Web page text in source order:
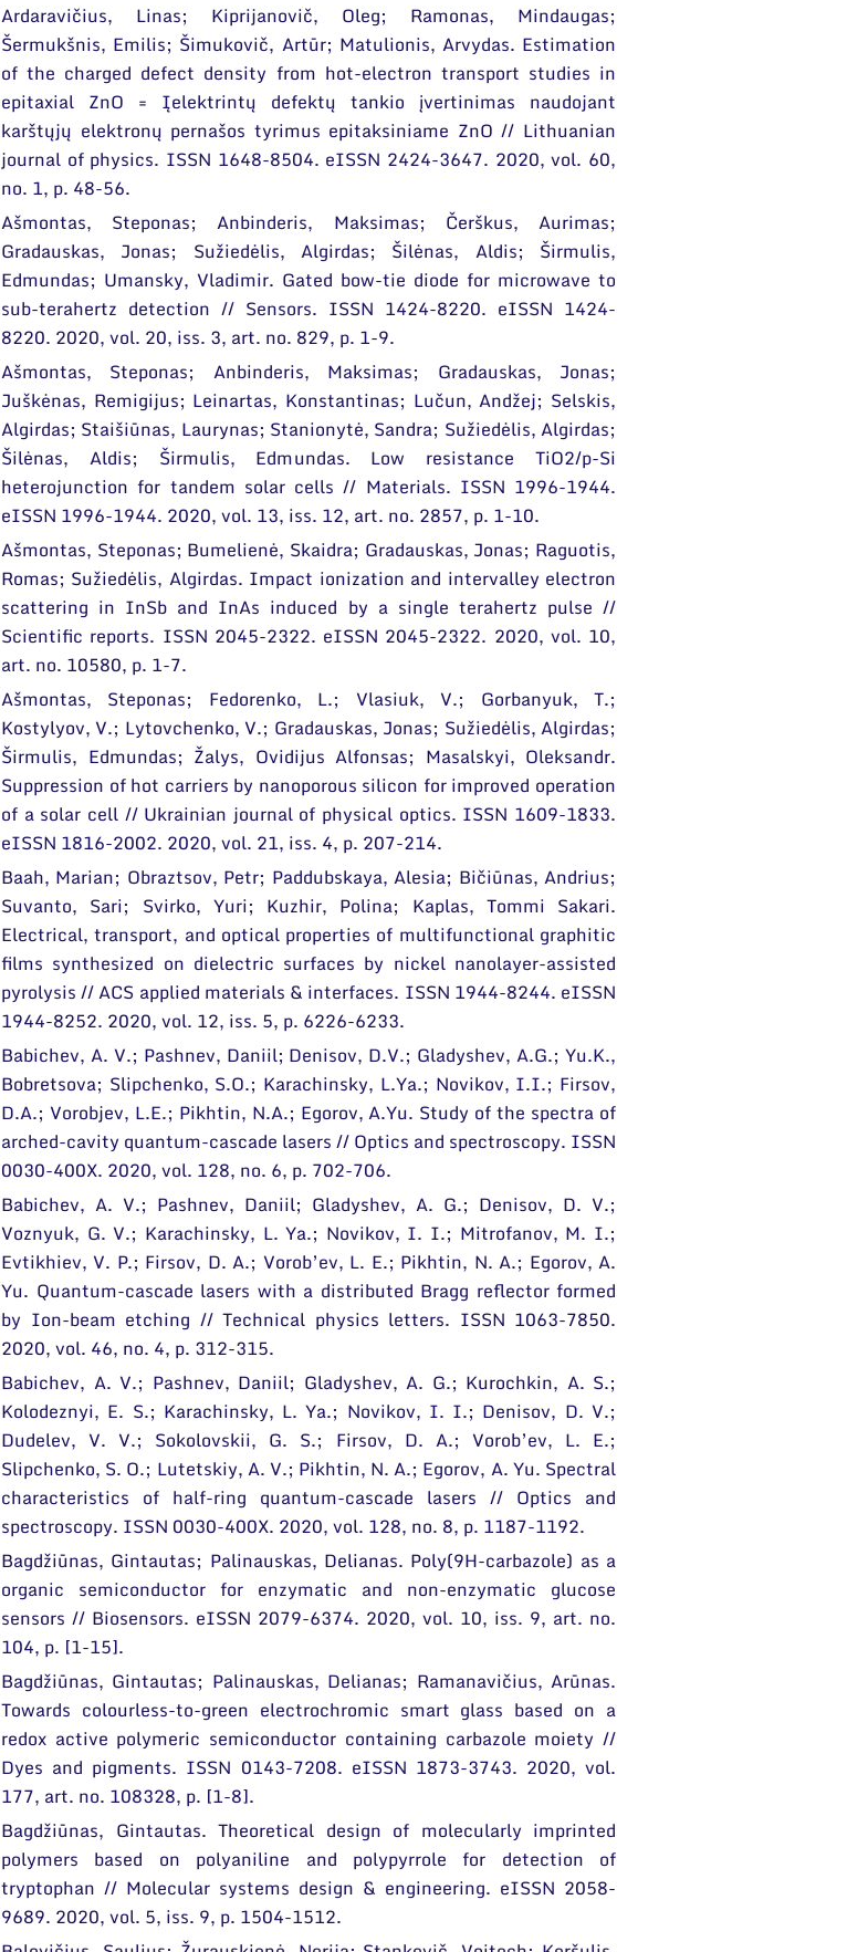
Ardaravičius, Linas; Kiprijanovič, Oleg; Ramonas, Mindaugas;
Šermukšnis, Emilis; Šimukovič, Artūr; Matulionis, Arvydas. Estimation
of the charged defect density from hot-electron transport studies in
epitaxial ZnO = Įelektrintų defektų tankio įvertinimas naudojant
karštųjų elektronų pernašos tyrimus epitaksiniame ZnO // Lithuanian
journal of physics. ISSN 1648-8504. eISSN 2424-3647. 2020, vol. 60,
no. 1, p. 48-56.
Ašmontas, Steponas; Anbinderis, Maksimas; Čerškus, Aurimas;
Gradauskas, Jonas; Sužiedėlis, Algirdas; Šilėnas, Aldis; Širmulis,
Edmundas; Umansky, Vladimir. Gated bow-tie diode for microwave to
sub-terahertz detection // Sensors. ISSN 1424-8220. eISSN 1424-
8220. 2020, vol. 20, iss. 3, art. no. 829, p. 1-9.
Ašmontas, Steponas; Anbinderis, Maksimas; Gradauskas, Jonas;
Juškėnas, Remigijus; Leinartas, Konstantinas; Lučun, Andžej; Selskis,
Algirdas; Staišiūnas, Laurynas; Stanionytė, Sandra; Sužiedėlis, Algirdas;
Šilėnas, Aldis; Širmulis, Edmundas. Low resistance TiO2/p-Si
heterojunction for tandem solar cells // Materials. ISSN 1996-1944.
eISSN 1996-1944. 2020, vol. 13, iss. 12, art. no. 2857, p. 1-10.
Ašmontas, Steponas; Bumelienė, Skaidra; Gradauskas, Jonas; Raguotis,
Romas; Sužiedėlis, Algirdas. Impact ionization and intervalley electron
scattering in InSb and InAs induced by a single terahertz pulse //
Scientific reports. ISSN 2045-2322. eISSN 2045-2322. 2020, vol. 10,
art. no. 10580, p. 1-7.
Ašmontas, Steponas; Fedorenko, L.; Vlasiuk, V.; Gorbanyuk, T.;
Kostylyov, V.; Lytovchenko, V.; Gradauskas, Jonas; Sužiedėlis, Algirdas;
Širmulis, Edmundas; Žalys, Ovidijus Alfonsas; Masalskyi, Oleksandr.
Suppression of hot carriers by nanoporous silicon for improved operation
of a solar cell // Ukrainian journal of physical optics. ISSN 1609-1833.
eISSN 1816-2002. 2020, vol. 21, iss. 4, p. 207-214.
Baah, Marian; Obraztsov, Petr; Paddubskaya, Alesia; Bičiūnas, Andrius;
Suvanto, Sari; Svirko, Yuri; Kuzhir, Polina; Kaplas, Tommi Sakari.
Electrical, transport, and optical properties of multifunctional graphitic
films synthesized on dielectric surfaces by nickel nanolayer-assisted
pyrolysis // ACS applied materials & interfaces. ISSN 1944-8244. eISSN
1944-8252. 2020, vol. 12, iss. 5, p. 6226-6233.
Babichev, A. V.; Pashnev, Daniil; Denisov, D.V.; Gladyshev, A.G.; Yu.K.,
Bobretsova; Slipchenko, S.O.; Karachinsky, L.Ya.; Novikov, I.I.; Firsov,
D.A.; Vorobjev, L.E.; Pikhtin, N.A.; Egorov, A.Yu. Study of the spectra of
arched-cavity quantum-cascade lasers // Optics and spectroscopy. ISSN
0030-400X. 2020, vol. 128, no. 6, p. 702-706.
Babichev, A. V.; Pashnev, Daniil; Gladyshev, A. G.; Denisov, D. V.;
Voznyuk, G. V.; Karachinsky, L. Ya.; Novikov, I. I.; Mitrofanov, M. I.;
Evtikhiev, V. P.; Firsov, D. A.; Vorob’ev, L. E.; Pikhtin, N. A.; Egorov, A.
Yu. Quantum-cascade lasers with a distributed Bragg reflector formed
by Ion-beam etching // Technical physics letters. ISSN 1063-7850.
2020, vol. 46, no. 4, p. 312-315.
Babichev, A. V.; Pashnev, Daniil; Gladyshev, A. G.; Kurochkin, A. S.;
Kolodeznyi, E. S.; Karachinsky, L. Ya.; Novikov, I. I.; Denisov, D. V.;
Dudelev, V. V.; Sokolovskii, G. S.; Firsov, D. A.; Vorob’ev, L. E.;
Slipchenko, S. O.; Lutetskiy, A. V.; Pikhtin, N. A.; Egorov, A. Yu. Spectral
characteristics of half-ring quantum-cascade lasers // Optics and
spectroscopy. ISSN 0030-400X. 2020, vol. 128, no. 8, p. 1187-1192.
Bagdžiūnas, Gintautas; Palinauskas, Delianas. Poly(9H-carbazole) as a
organic semiconductor for enzymatic and non-enzymatic glucose
sensors // Biosensors. eISSN 2079-6374. 2020, vol. 10, iss. 9, art. no.
104, p. [1-15].
Bagdžiūnas, Gintautas; Palinauskas, Delianas; Ramanavičius, Arūnas.
Towards colourless-to-green electrochromic smart glass based on a
redox active polymeric semiconductor containing carbazole moiety //
Dyes and pigments. ISSN 0143-7208. eISSN 1873-3743. 2020, vol.
177, art. no. 108328, p. [1-8].
Bagdžiūnas, Gintautas. Theoretical design of molecularly imprinted
polymers based on polyaniline and polypyrrole for detection of
tryptophan // Molecular systems design & engineering. eISSN 2058-
9689. 2020, vol. 5, iss. 9, p. 1504-1512.